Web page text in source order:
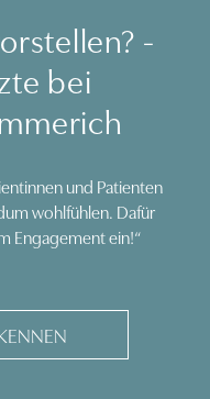
-
bei
und Patienten
wohlfühlen. Dafür
Engagement ein!“